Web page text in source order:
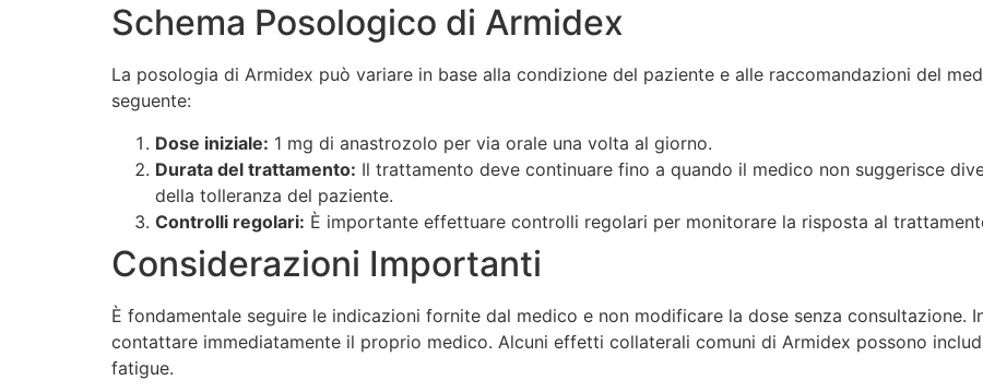
Schema Posologico di Armidex
La posologia di Armidex può variare in base alla condizione del paziente e alle raccomandazioni del
seguente:
Dose iniziale: 1 mg di anastrozolo per via orale una volta al giorno.
Durata del trattamento: Il trattamento deve continuare fino a quando il medico non suggerisce
della tolleranza del paziente.
Controlli regolari: È importante effettuare controlli regolari per monitorare la risposta al
Considerazioni Importanti
È fondamentale seguire le indicazioni fornite dal medico e non modificare la dose senza consultazione.
contattare immediatamente il proprio medico. Alcuni effetti collaterali comuni di Armidex possono
fatigue.